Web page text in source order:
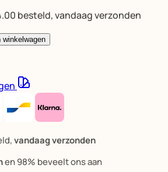
besteld, vandaag verzonden
winkelwagen
vandaag verzonden
en 98% beveelt ons aan